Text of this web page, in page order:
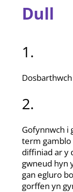
Dull
1.
2.
Gofynnwch i
term gamblo
diffiniad ar y
gwneud hyn
gan egluro
gorffen yn